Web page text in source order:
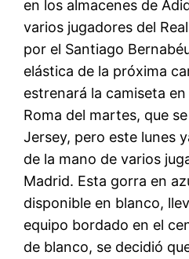
en los almacenes de
varios jugadores del
por el Santiago
elástica de la próxima
estrenará la camiseta
Roma del martes, que
Jersey, pero este lunes
de la mano de varios
Madrid. Esta gorra en
disponible en blanco,
equipo bordado en el
de blanco, se decidió